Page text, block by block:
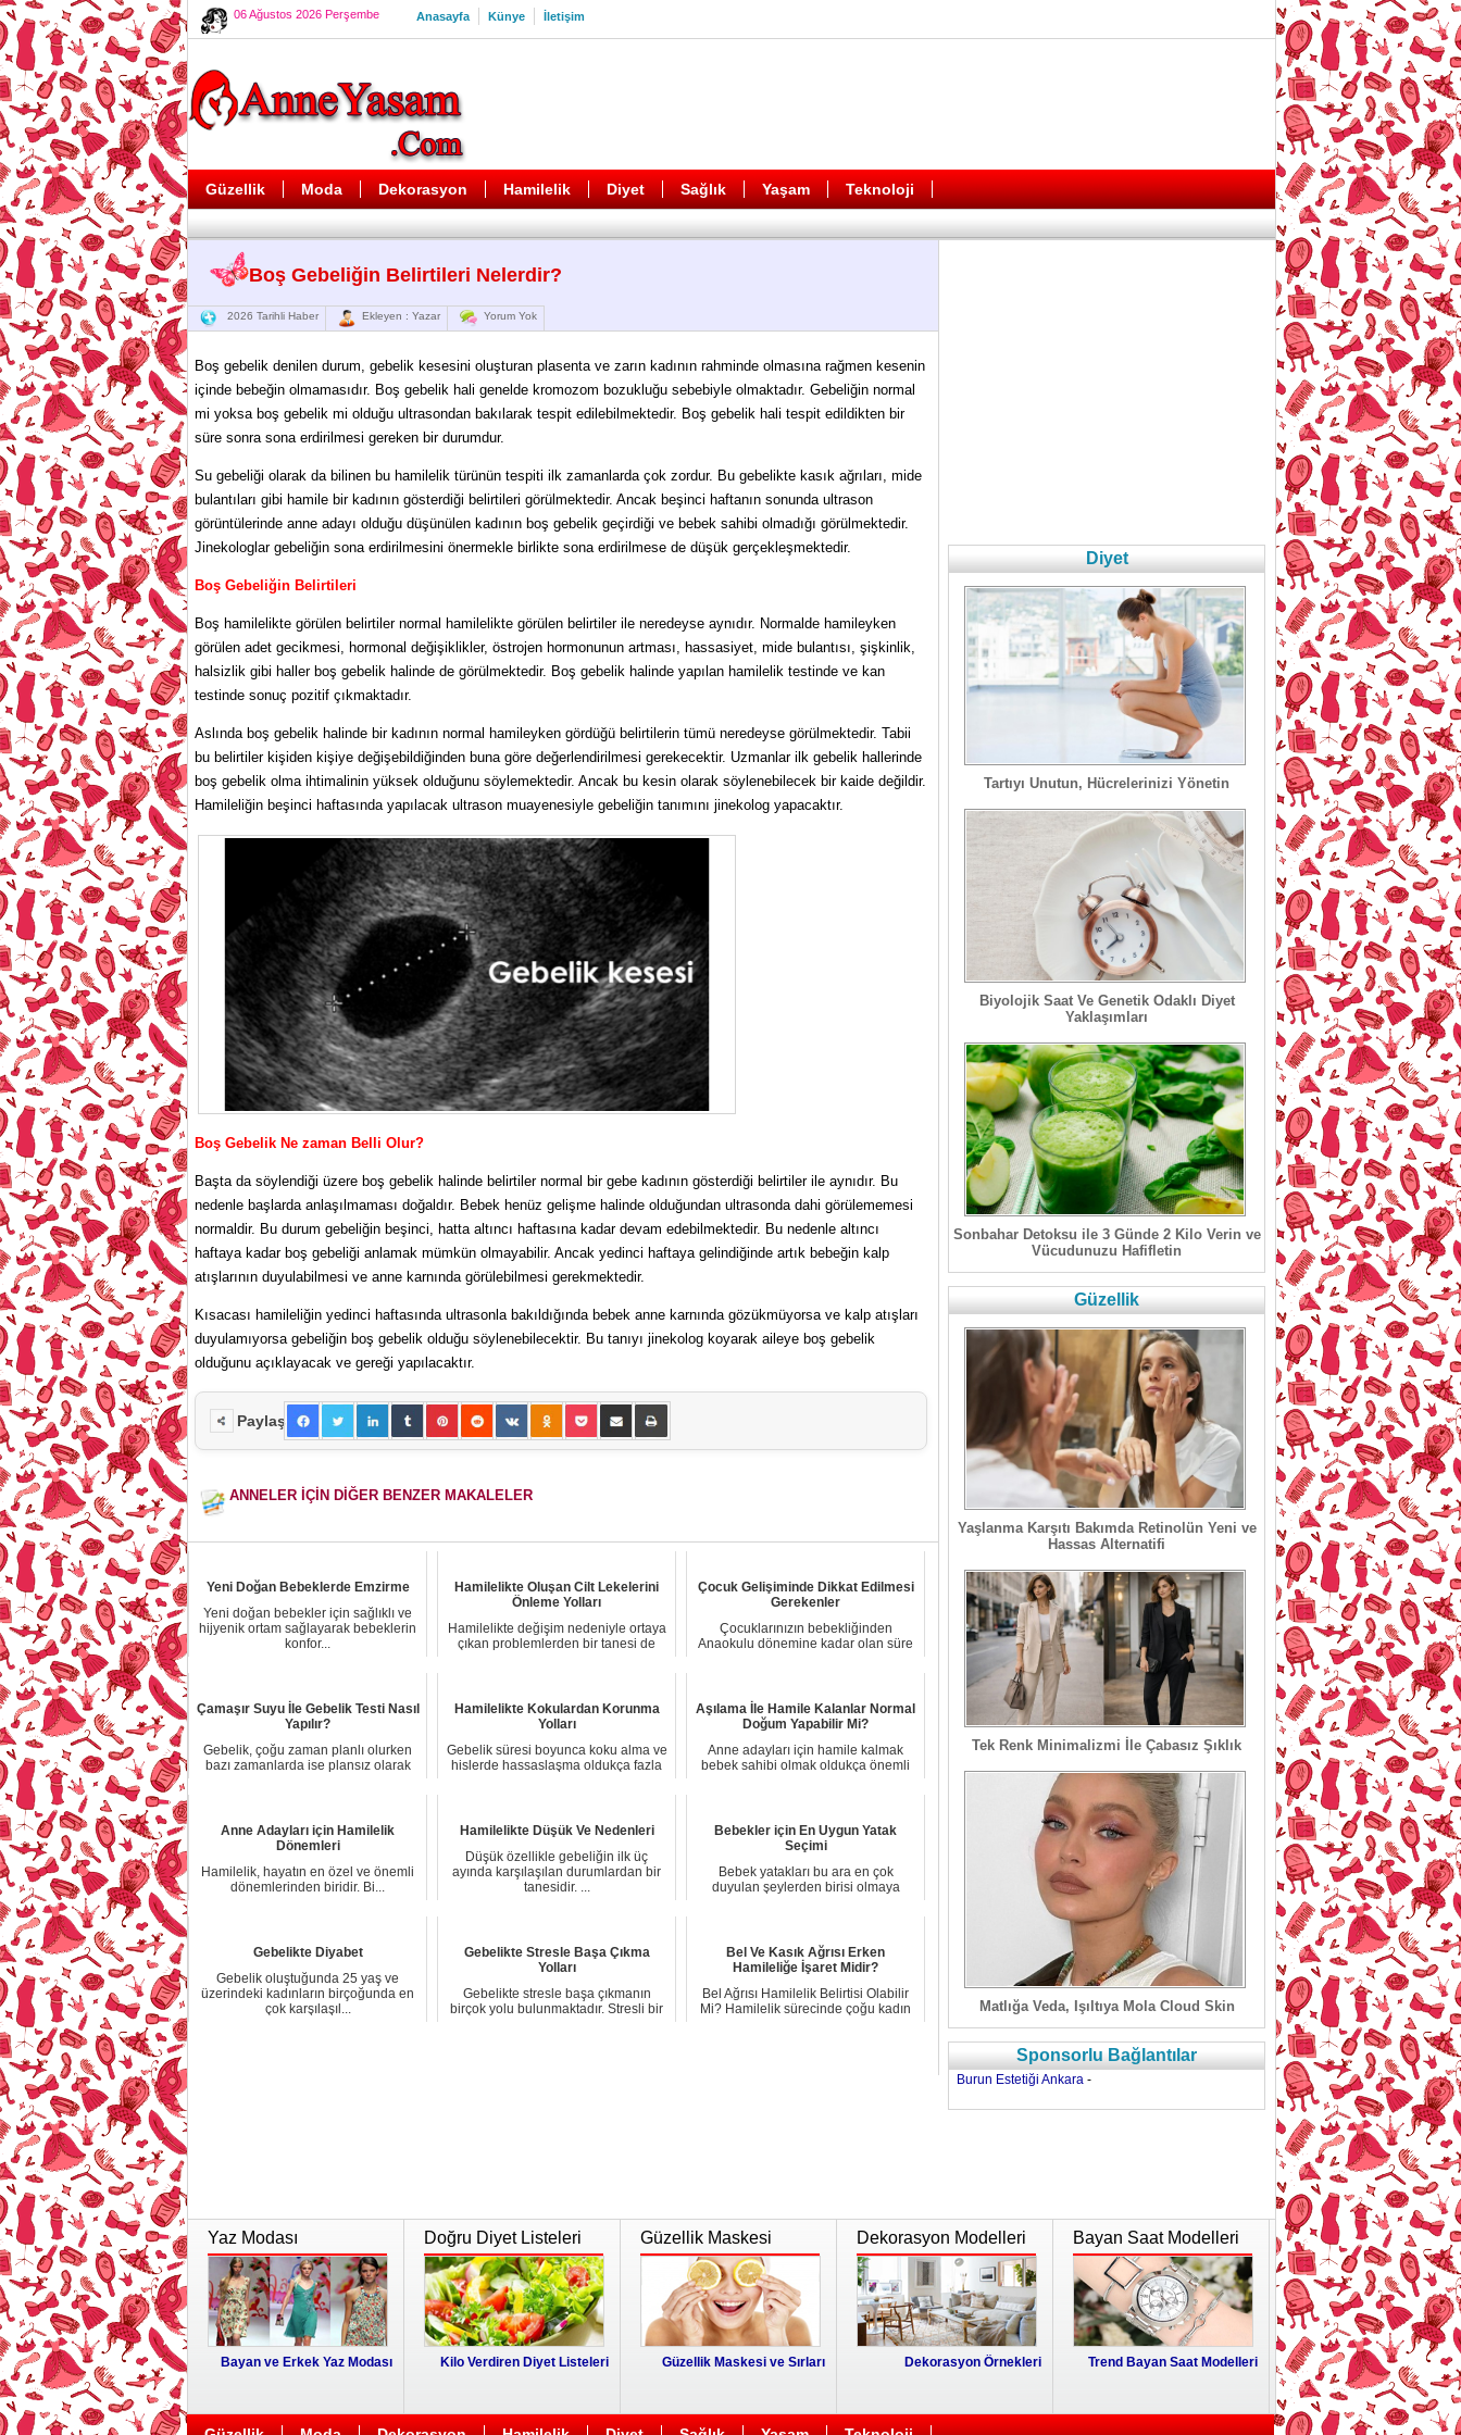
06 Ağustos 2026 Perşembe Anasayfa Künye İletişim
Güzellik Moda Dekorasyon Hamilelik Diyet Sağlık Yaşam Teknoloji
Boş Gebeliğin Belirtileri Nelerdir?
2026 Tarihli Haber Ekleyen : Yazar Yorum Yok
Boş gebelik denilen durum, gebelik kesesini oluşturan plasenta ve zarın kadının rahminde olmasına rağmen kesenin
içinde bebeğin olmamasıdır. Boş gebelik hali genelde kromozom bozukluğu sebebiyle olmaktadır. Gebeliğin normal
mi yoksa boş gebelik mi olduğu ultrasondan bakılarak tespit edilebilmektedir. Boş gebelik hali tespit edildikten bir
süre sonra sona erdirilmesi gereken bir durumdur.
Su gebeliği olarak da bilinen bu hamilelik türünün tespiti ilk zamanlarda çok zordur. Bu gebelikte kasık ağrıları, mide
bulantıları gibi hamile bir kadının gösterdiği belirtileri görülmektedir. Ancak beşinci haftanın sonunda ultrason
görüntülerinde anne adayı olduğu düşünülen kadının boş gebelik geçirdiği ve bebek sahibi olmadığı görülmektedir.
Jinekologlar gebeliğin sona erdirilmesini önermekle birlikte sona erdirilmese de düşük gerçekleşmektedir.
Boş Gebeliğin Belirtileri
Boş hamilelikte görülen belirtiler normal hamilelikte görülen belirtiler ile neredeyse aynıdır. Normalde hamileyken
görülen adet gecikmesi, hormonal değişiklikler, östrojen hormonunun artması, hassasiyet, mide bulantısı, şişkinlik,
halsizlik gibi haller boş gebelik halinde de görülmektedir. Boş gebelik halinde yapılan hamilelik testinde ve kan
testinde sonuç pozitif çıkmaktadır.
Aslında boş gebelik halinde bir kadının normal hamileyken gördüğü belirtilerin tümü neredeyse görülmektedir. Tabii
bu belirtiler kişiden kişiye değişebildiğinden buna göre değerlendirilmesi gerekecektir. Uzmanlar ilk gebelik hallerinde
boş gebelik olma ihtimalinin yüksek olduğunu söylemektedir. Ancak bu kesin olarak söylenebilecek bir kaide değildir.
Hamileliğin beşinci haftasında yapılacak ultrason muayenesiyle gebeliğin tanımını jinekolog yapacaktır.
Boş Gebelik Ne zaman Belli Olur?
Başta da söylendiği üzere boş gebelik halinde belirtiler normal bir gebe kadının gösterdiği belirtiler ile aynıdır. Bu
nedenle başlarda anlaşılmaması doğaldır. Bebek henüz gelişme halinde olduğundan ultrasonda dahi görülememesi
normaldir. Bu durum gebeliğin beşinci, hatta altıncı haftasına kadar devam edebilmektedir. Bu nedenle altıncı
haftaya kadar boş gebeliği anlamak mümkün olmayabilir. Ancak yedinci haftaya gelindiğinde artık bebeğin kalp
atışlarının duyulabilmesi ve anne karnında görülebilmesi gerekmektedir.
Kısacası hamileliğin yedinci haftasında ultrasonla bakıldığında bebek anne karnında gözükmüyorsa ve kalp atışları
duyulamıyorsa gebeliğin boş gebelik olduğu söylenebilecektir. Bu tanıyı jinekolog koyarak aileye boş gebelik
olduğunu açıklayacak ve gereği yapılacaktır.
Paylaş
ANNELER İÇİN DİĞER BENZER MAKALELER
Yeni Doğan Bebeklerde Emzirme
Yeni doğan bebekler için sağlıklı ve
hijyenik ortam sağlayarak bebeklerin
konfor...
Hamilelikte Oluşan Cilt Lekelerini
Önleme Yolları
Hamilelikte değişim nedeniyle ortaya
çıkan problemlerden bir tanesi de
Çocuk Gelişiminde Dikkat Edilmesi
Gerekenler
Çocuklarınızın bebekliğinden
Anaokulu dönemine kadar olan süre
Çamaşır Suyu İle Gebelik Testi Nasıl
Yapılır?
Gebelik, çoğu zaman planlı olurken
bazı zamanlarda ise plansız olarak
Hamilelikte Kokulardan Korunma
Yolları
Gebelik süresi boyunca koku alma ve
hislerde hassaslaşma oldukça fazla
Aşılama İle Hamile Kalanlar Normal
Doğum Yapabilir Mi?
Anne adayları için hamile kalmak
bebek sahibi olmak oldukça önemli
Anne Adayları için Hamilelik
Dönemleri
Hamilelik, hayatın en özel ve önemli
dönemlerinden biridir. Bi...
Hamilelikte Düşük Ve Nedenleri
Düşük özellikle gebeliğin ilk üç
ayında karşılaşılan durumlardan bir
tanesidir. ...
Bebekler için En Uygun Yatak
Seçimi
Bebek yatakları bu ara en çok
duyulan şeylerden birisi olmaya
Gebelikte Diyabet
Gebelik oluştuğunda 25 yaş ve
üzerindeki kadınların birçoğunda en
çok karşılaşıl...
Gebelikte Stresle Başa Çıkma
Yolları
Gebelikte stresle başa çıkmanın
birçok yolu bulunmaktadır. Stresli bir
Bel Ve Kasık Ağrısı Erken
Hamileliğe İşaret Midir?
Bel Ağrısı Hamilelik Belirtisi Olabilir
Mi? Hamilelik sürecinde çoğu kadın
Diyet
Tartıyı Unutun, Hücrelerinizi Yönetin
Biyolojik Saat Ve Genetik Odaklı Diyet
Yaklaşımları
Sonbahar Detoksu ile 3 Günde 2 Kilo Verin ve
Vücudunuzu Hafifletin
Güzellik
Yaşlanma Karşıtı Bakımda Retinolün Yeni ve
Hassas Alternatifi
Tek Renk Minimalizmi İle Çabasız Şıklık
Matlığa Veda, Işıltıya Mola Cloud Skin
Sponsorlu Bağlantılar
Burun Estetiği Ankara -
Yaz Modası
Bayan ve Erkek Yaz Modası
Doğru Diyet Listeleri
Kilo Verdiren Diyet Listeleri
Güzellik Maskesi
Güzellik Maskesi ve Sırları
Dekorasyon Modelleri
Dekorasyon Örnekleri
Bayan Saat Modelleri
Trend Bayan Saat Modelleri